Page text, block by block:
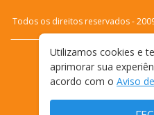
Todos os direitos reservados -
FALE
TERMOS E
Utilizamos cookies e
aprimorar sua
acordo com o Aviso